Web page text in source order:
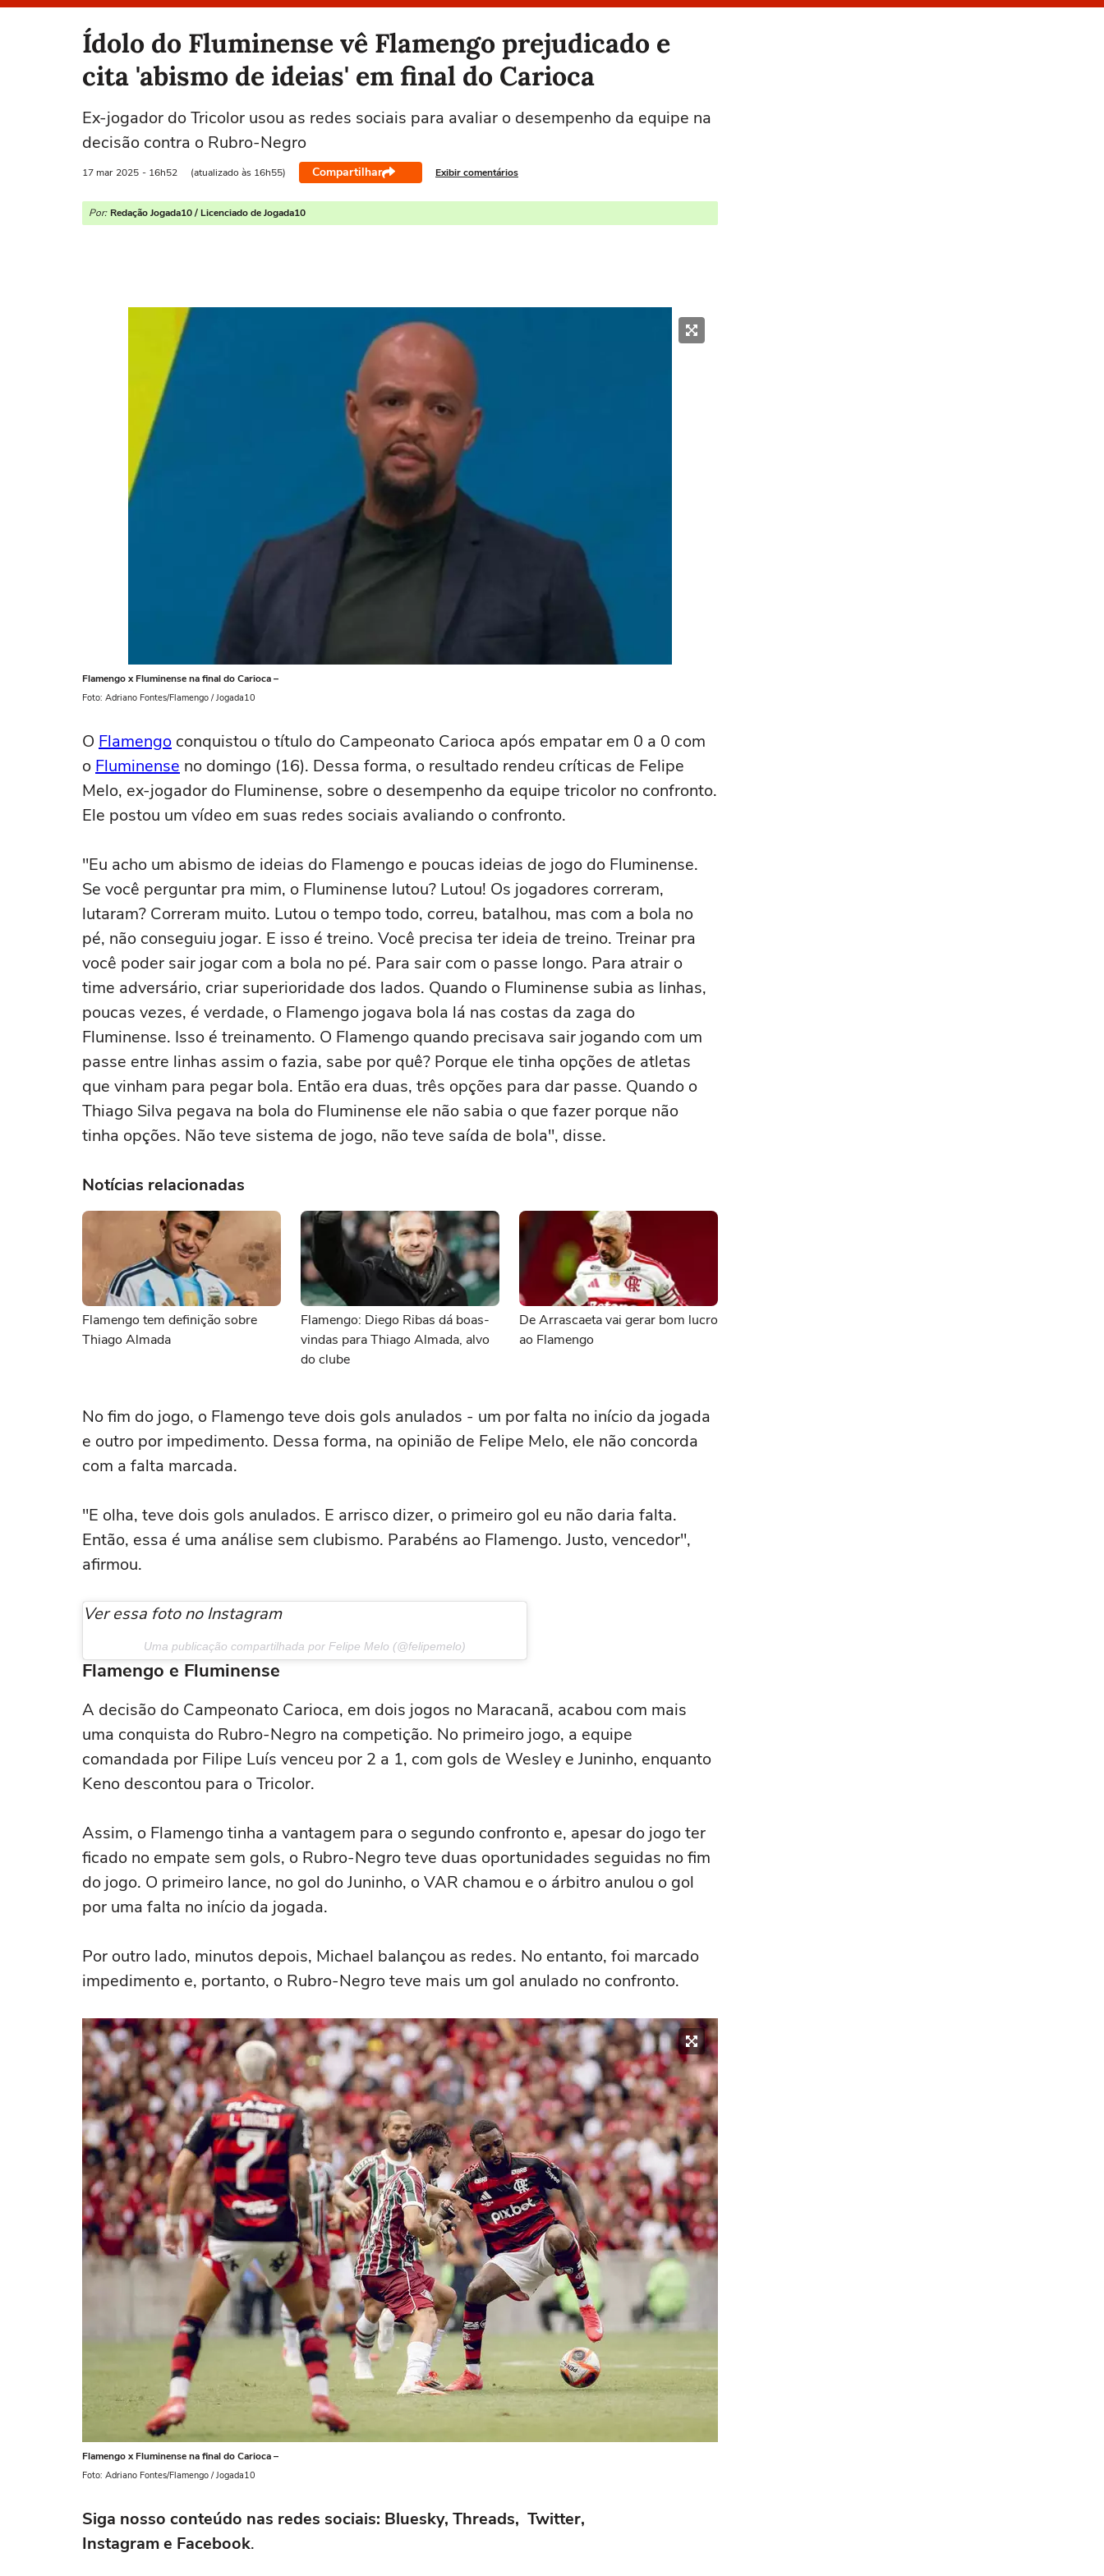
Selecione o time para ver as notícias
Ídolo do Fluminense vê Flamengo prejudicado e
cita 'abismo de ideias' em final do Carioca
Ex-jogador do Tricolor usou as redes sociais para avaliar o desempenho da equipe na
decisão contra o Rubro-Negro
17 mar 2025 - 16h52 (atualizado às 16h55) Compartilhar Exibir comentários
Por: Redação Jogada10 / Licenciado de Jogada10
Flamengo x Fluminense na final do Carioca –
Foto: Adriano Fontes/Flamengo / Jogada10
O Flamengo conquistou o título do Campeonato Carioca após empatar em 0 a 0 com
o Fluminense no domingo (16). Dessa forma, o resultado rendeu críticas de Felipe
Melo, ex-jogador do Fluminense, sobre o desempenho da equipe tricolor no confronto.
Ele postou um vídeo em suas redes sociais avaliando o confronto.
"Eu acho um abismo de ideias do Flamengo e poucas ideias de jogo do Fluminense.
Se você perguntar pra mim, o Fluminense lutou? Lutou! Os jogadores correram,
lutaram? Correram muito. Lutou o tempo todo, correu, batalhou, mas com a bola no
pé, não conseguiu jogar. E isso é treino. Você precisa ter ideia de treino. Treinar pra
você poder sair jogar com a bola no pé. Para sair com o passe longo. Para atrair o
time adversário, criar superioridade dos lados. Quando o Fluminense subia as linhas,
poucas vezes, é verdade, o Flamengo jogava bola lá nas costas da zaga do
Fluminense. Isso é treinamento. O Flamengo quando precisava sair jogando com um
passe entre linhas assim o fazia, sabe por quê? Porque ele tinha opções de atletas
que vinham para pegar bola. Então era duas, três opções para dar passe. Quando o
Thiago Silva pegava na bola do Fluminense ele não sabia o que fazer porque não
tinha opções. Não teve sistema de jogo, não teve saída de bola", disse.
Notícias relacionadas
Flamengo tem definição sobre
Thiago Almada
Flamengo: Diego Ribas dá boas-
vindas para Thiago Almada, alvo
do clube
De Arrascaeta vai gerar bom lucro
ao Flamengo
No fim do jogo, o Flamengo teve dois gols anulados - um por falta no início da jogada
e outro por impedimento. Dessa forma, na opinião de Felipe Melo, ele não concorda
com a falta marcada.
"E olha, teve dois gols anulados. E arrisco dizer, o primeiro gol eu não daria falta.
Então, essa é uma análise sem clubismo. Parabéns ao Flamengo. Justo, vencedor",
afirmou.
Ver essa foto no Instagram
Uma publicação compartilhada por Felipe Melo (@felipemelo)
Flamengo e Fluminense
A decisão do Campeonato Carioca, em dois jogos no Maracanã, acabou com mais
uma conquista do Rubro-Negro na competição. No primeiro jogo, a equipe
comandada por Filipe Luís venceu por 2 a 1, com gols de Wesley e Juninho, enquanto
Keno descontou para o Tricolor.
Assim, o Flamengo tinha a vantagem para o segundo confronto e, apesar do jogo ter
ficado no empate sem gols, o Rubro-Negro teve duas oportunidades seguidas no fim
do jogo. O primeiro lance, no gol do Juninho, o VAR chamou e o árbitro anulou o gol
por uma falta no início da jogada.
Por outro lado, minutos depois, Michael balançou as redes. No entanto, foi marcado
impedimento e, portanto, o Rubro-Negro teve mais um gol anulado no confronto.
Flamengo x Fluminense na final do Carioca –
Foto: Adriano Fontes/Flamengo / Jogada10
Siga nosso conteúdo nas redes sociais: Bluesky, Threads, Twitter,
Instagram e Facebook.